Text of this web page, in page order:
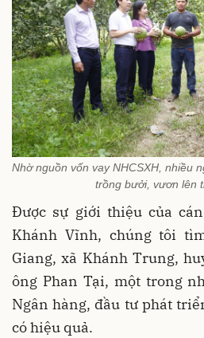
Nhờ nguồn vốn vay NHCSXH, nhiều
trồng bưởi, vươn lên
Được sự giới thiệu của
Khánh Vĩnh, chúng tôi
Giang, xã Khánh Trung,
ông Phan Tại, một trong
Ngân hàng, đầu tư phát
có hiệu quả.